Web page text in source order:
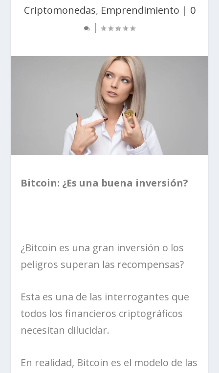
Criptomonedas, Emprendimiento | 0
|
Bitcoin: ¿Es una buena inversión?
¿Bitcoin es una gran inversión o los
peligros superan las recompensas?
Esta es una de las interrogantes que
todos los financieros criptográficos
necesitan dilucidar.
En realidad, Bitcoin es el modelo de las